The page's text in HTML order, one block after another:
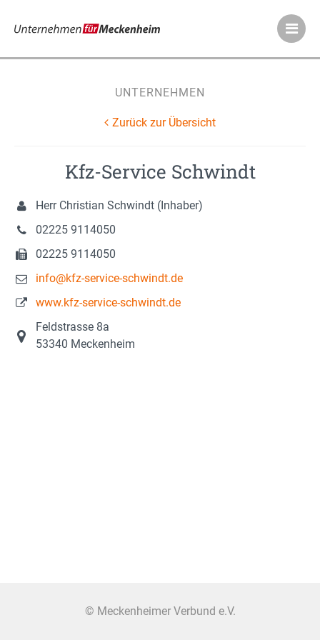
Meckenheimer
UNTERNEHMEN
Zurück zur Übersicht
Kfz-Service Schwindt
Herr Christian Schwindt (Inhaber)
02225 9114050
02225 9114050
info@kfz-service-schwindt.de
www.kfz-service-schwindt.de
Feldstrasse 8a
53340 Meckenheim
© Meckenheimer Verbund e.V.